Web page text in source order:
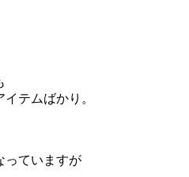
テムばかり。
っていますが